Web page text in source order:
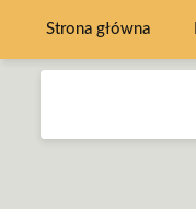
Strona główna